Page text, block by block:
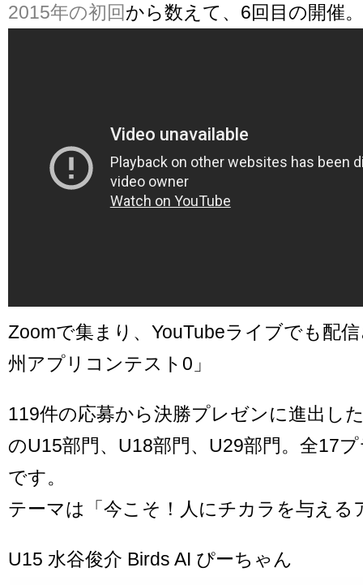
2015年の初回から数えて、6回目の開催。
Zoomで集まり、YouTubeライブでも配
州アプリコンテスト0」
119件の応募から決勝プレゼンに進出し
のU15部門、U18部門、U29部門。全17
です。
テーマは「今こそ！人にチカラを与える
U15 水谷俊介 Birds AI ぴーちゃん